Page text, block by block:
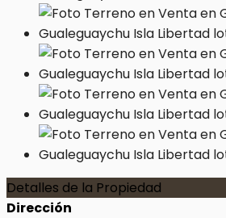
Detalles de la Propiedad
Dirección